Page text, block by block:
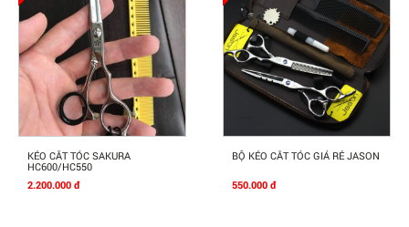
Mua Ngay
KÉO CẮT TÓC SAKURA
HC600/HC550
2.200.000 đ
Mua Ngay
BỘ KÉO CẮT TÓC GIÁ RẺ JASON
550.000 đ